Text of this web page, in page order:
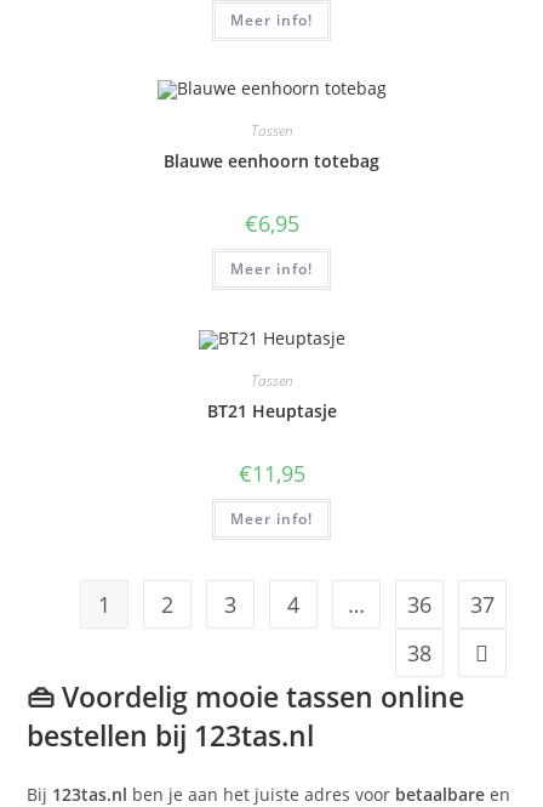
Meer info!
Tassen
Blauwe eenhoorn totebag
€6,95
Meer info!
Tassen
BT21 Heuptasje
€11,95
Meer info!
1 2 3 4 … 36
37
38
👜 Voordelig mooie tassen online
bestellen bij 123tas.nl
Bij 123tas.nl ben je aan het juiste adres voor betaalbare en